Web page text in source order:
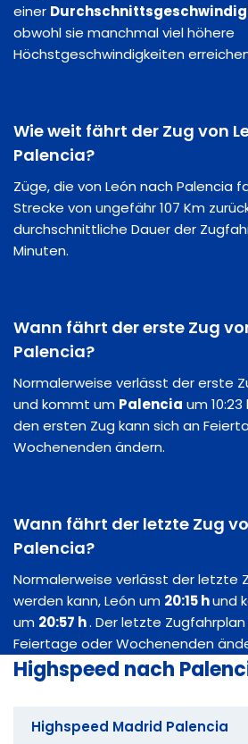
einer
obwohl sie manchmal viel höhere
Höchstgeschwindigkeiten
Wie weit fährt der Zug von
Palencia?
Züge, die von León nach Palencia
Strecke von ungefähr 107 Km
durchschnittliche Dauer der
Minuten.
Wann fährt der erste Zug
Palencia?
Normalerweise verlässt der erste
und kommt um Palencia um
den ersten Zug kann sich an
Wochenenden ändern.
Wann fährt der letzte Zug
Palencia?
Normalerweise verlässt der letzte
werden kann, León um 20:15 hund
um 20:57 h. Der letzte
Feiertage oder Wochenenden
Highspeed nach
Highspeed Madrid Palencia